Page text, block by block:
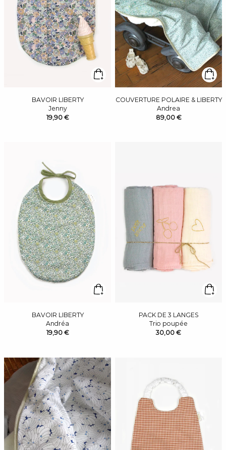
BAVOIR LIBERTY
Jenny
19,90 €
COUVERTURE POLAIRE & LIBERTY
Andrea
89,00 €
BAVOIR LIBERTY
Andréa
19,90 €
PACK DE 3 LANGES
Trio poupée
30,00 €